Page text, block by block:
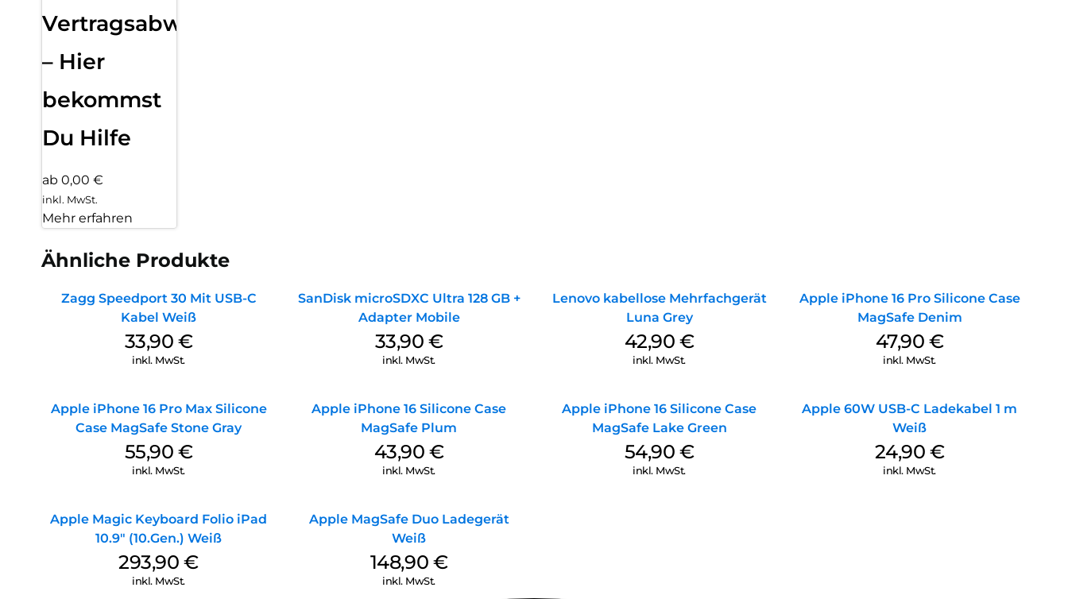
Vertragsabwicklung
– Hier
bekommst
Du Hilfe
ab 0,00 €
inkl. MwSt.
Mehr erfahren
Ähnliche Produkte
Zagg Speedport 30 Mit USB-C
Kabel Weiß
33,90 €
inkl. MwSt.
SanDisk microSDXC Ultra 128 GB +
Adapter Mobile
33,90 €
inkl. MwSt.
Lenovo kabellose Mehrfachgerät
Luna Grey
42,90 €
inkl. MwSt.
Apple iPhone 16 Pro Silicone Case
MagSafe Denim
47,90 €
inkl. MwSt.
Apple iPhone 16 Pro Max Silicone
Case MagSafe Stone Gray
55,90 €
inkl. MwSt.
Apple iPhone 16 Silicone Case
MagSafe Plum
43,90 €
inkl. MwSt.
Apple iPhone 16 Silicone Case
MagSafe Lake Green
54,90 €
inkl. MwSt.
Apple 60W USB-C Ladekabel 1 m
Weiß
24,90 €
inkl. MwSt.
Apple Magic Keyboard Folio iPad
10.9″ (10.Gen.) Weiß
293,90€
inkl. MwSt.
Apple MagSafe Duo Ladegerät
Weiß
148,90 €
inkl. MwSt.